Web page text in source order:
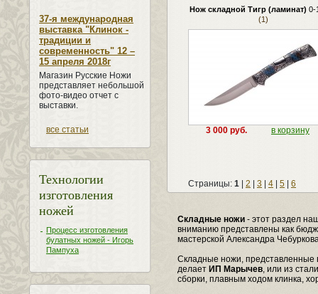
37-я международная
выставка "Клинок -
традиции и
современность" 12 –
15 апреля 2018г
Магазин Русские Ножи
представляет небольшой
фото-видео отчет с
выставки.
все статьи
Технологии
изготовления
ножей
Процесс изготовления
булатных ножей - Игорь
Пампуха
Нож складной Тигр (ламинат) 0-
(1)
3 000 руб. в корзину
Страницы: 1 2 3 4 5 6
Складные ножи - этот раздел
вниманию представлены как
мастерской Александра
Складные ножи, представленные
делает ИП Марычев, или из
сборки, плавным ходом клинка,